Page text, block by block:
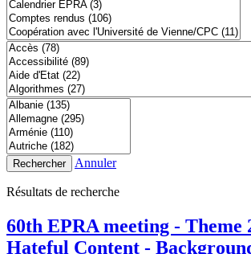
Rechercher Annuler
Résultats de recherche
60th EPRA meeting - Theme
Hateful Content -